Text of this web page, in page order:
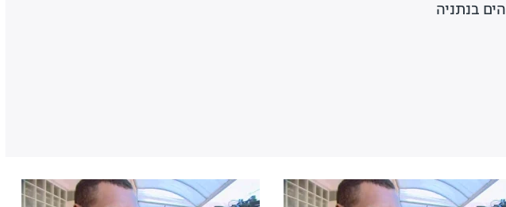
הים בנתניה